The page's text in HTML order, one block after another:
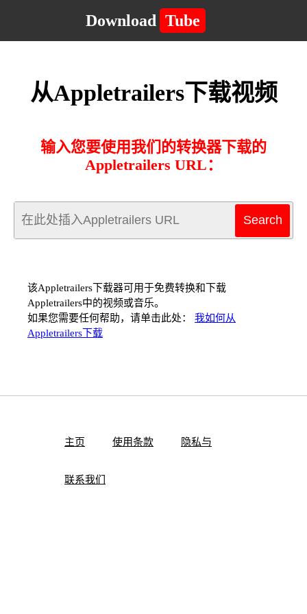
Download Tube
从Appletrailers下载视频
输入您要使用我们的转换器下载的
Appletrailers URL：
该Appletrailers下载器可用于免费转换和下载
Appletrailers中的视频或音乐。
如果您需要任何帮助，请单击此处： 我如何从
Appletrailers下载
主页 使用条款 隐私与
联系我们